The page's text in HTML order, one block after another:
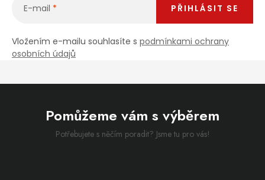
E-mail
Vložením e-mailu souhlasíte s podmínkami ochrany
osobních údajů
PŘIHLÁSIT SE
Pomůžeme vám s výběrem
Potřebujete s něčím poradit? Jsme tu pro vás!